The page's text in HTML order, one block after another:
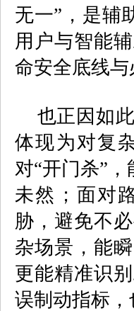
无一” ，是辅
用户与智能
命安全底线与
也正因如此
体现为对复
对“开门杀”
未然；面对
胁，避免不
杂场景，能
更能精准识
误制动指标